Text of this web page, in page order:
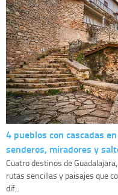
4 pueblos con cascadas
senderos, miradores y
Cuatro destinos de
rutas sencillas y paisajes que
dif...